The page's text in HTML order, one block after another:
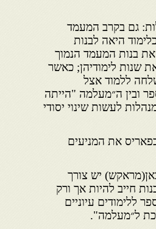
גם בקרב המעמד
היאה לבנות
בנות המעמד הנמוך
שנות לימודיהן; כאשר
ללמוד אצל
ובין ה״מעלמה "הייתה
לעשות שינוי יסודי
לחברת כי״ח בפאריס את המניעים
יש צורך
חייב להיות אך ורק
ללימודים עיוניים
ל״מעלמה".